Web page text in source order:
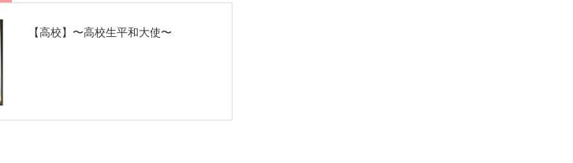
【高校】〜高校生平和大使〜